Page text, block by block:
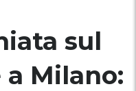
sul
Milano: